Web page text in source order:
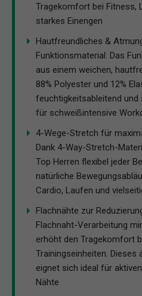
Tragekomfort bei Fitness,
starkes Einengen
Hautfreundliches &
Funktionsmaterial: Das
aus einem weichen,
88% Polyester und 12%
feuchtigkeitsableitend und
für schweißintensive
4-Wege-Stretch für
Dank 4-Way-Stretch-
Top Herren flexibel jeder
natürliche
Cardio, Laufen und
Flachnähte zur
Flachnaht-Verarbeitung
erhöht den Tragekomfort
Trainingseinheiten. Dieses
eignet sich ideal für
Nähte